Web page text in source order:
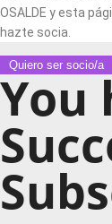
OSALDE y esta
hazte socia.
Quiero ser socio/a
You